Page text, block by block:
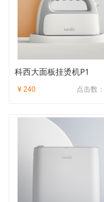
科西大面板挂烫机P1
点击数
¥ 240